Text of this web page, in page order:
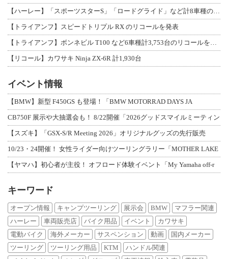
【ハーレー】「スポーツスターS」「ロードグライド」など計8車種のリコールを発表
【トライアンフ】スピードトリプル RX のリコールを発表
【トライアンフ】ボンネビル T100 など6車種計3,753台のリコールを発表
【リコール】カワサキ Ninja ZX-6R 計1,930台
イベント情報
【BMW】新型 F450GS も登場！「BMW MOTORRAD DAYS JA
CB750F 展示や大抽選会も！ 8/22開催「2026グッドスマイルミーティン
【スズキ】「GSX-S/R Meeting 2026」オリジナルグッズの先行販売
10/23・24開催！ 女性ライダー向けツーリングラリー「MOTHER LAKE
【ヤマハ】初心者が主役！ オフロード体験イベント「My Yamaha off-r
キーワード
オープン情報 キャンプツーリング 展示会 BMW
マフラー関連
ハーレー
車両販売店 バイク用品 イベント
カワサキ
電動バイク
海外メーカー サスペンション 動画
国内メーカー
ツーリング
ツーリング用品 KTM
ハンドル関連